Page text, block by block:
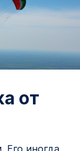
от
Его иногда